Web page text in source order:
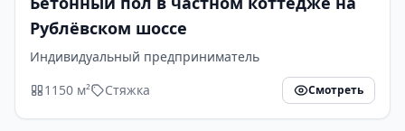
Рублёвском шоссе
Индивидуальный предприниматель
1150 м²
Стяжка Смотреть